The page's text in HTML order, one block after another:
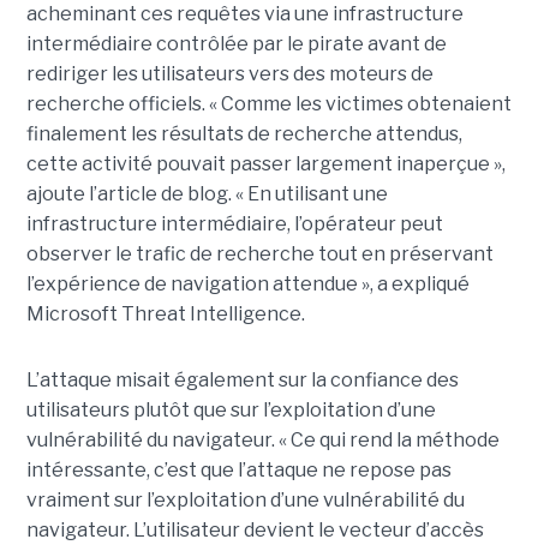
acheminant ces requêtes via une infrastructure
intermédiaire contrôlée par le pirate avant de
rediriger les utilisateurs vers des moteurs de
recherche officiels. « Comme les victimes obtenaient
finalement les résultats de recherche attendus,
cette activité pouvait passer largement inaperçue »,
ajoute l’article de blog. « En utilisant une
infrastructure intermédiaire, l’opérateur peut
observer le trafic de recherche tout en préservant
l’expérience de navigation attendue », a expliqué
Microsoft Threat Intelligence.
L’attaque misait également sur la confiance des
utilisateurs plutôt que sur l’exploitation d’une
vulnérabilité du navigateur. « Ce qui rend la méthode
intéressante, c’est que l’attaque ne repose pas
vraiment sur l’exploitation d’une vulnérabilité du
navigateur. L’utilisateur devient le vecteur d’accès